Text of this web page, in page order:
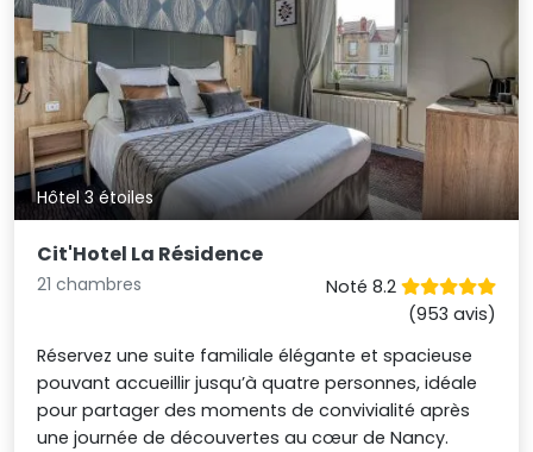
Hôtel 3 étoiles
Cit'Hotel La Résidence
21 chambres
Noté 8.2
(953 avis)
Réservez une suite familiale élégante et spacieuse
pouvant accueillir jusqu’à quatre personnes, idéale
pour partager des moments de convivialité après
une journée de découvertes au cœur de Nancy.